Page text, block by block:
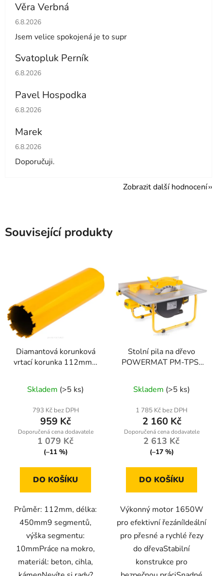
Věra Verbná
Hodnocení obchodu je 5 z 5 hvězdiček.
6.8.2026
Jsem velice spokojená je to supr
Svatopluk Perník
Hodnocení obchodu je 5 z 5 hvězdiček.
6.8.2026
Pavel Hospodka
Hodnocení obchodu je 5 z 5 hvězdiček.
6.8.2026
Marek
Hodnocení obchodu je 4 z 5 hvězdiček.
6.8.2026
Doporučuji.
Zobrazit další hodnocení
Související produkty
Diamantová korunková
vrtací korunka 112mm x
mokro
Skladem (>5 ks)
793 Kč bez DPH
959 Kč
1 079 Kč
(–11 %)
DO KOŠÍKU
Průměr: 112mm, délka:
450mm9 segmentů,
výška segmentu:
10mmPráce na mokro,
materiál: beton, cihla,
Stolní pila na dřevo
POWERMAT PM-TPS-
Skladem (>5 ks)
1 785 Kč bez DPH
2 160 Kč
2 613 Kč
(–17 %)
DO KOŠÍKU
Výkonný motor 1650W
pro efektivní řezáníIdeální
pro přesné a rychlé řezy
do dřevaStabilní
konstrukce pro